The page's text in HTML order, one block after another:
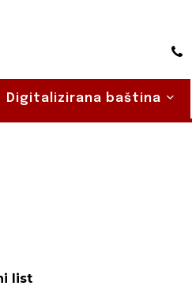
list
Digitalizirana baština